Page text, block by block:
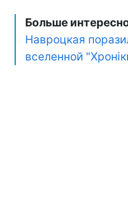
Больше
Навроцкая
вселенной